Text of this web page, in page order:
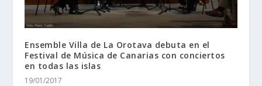
Ensemble Villa de La Orotava debuta en el
Festival de Música de Canarias con conciertos
en todas las islas
19/01/2017